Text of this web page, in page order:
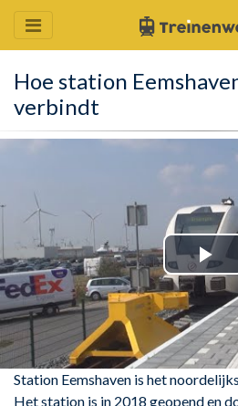
Hoe station
verbindt
Station Eemshaven is het
Het station is in 2018 geopend en